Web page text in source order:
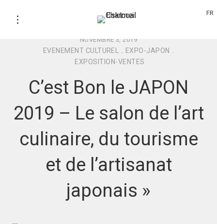
FR
NOVEMBRE 3, 2019
EVENEMENT CULTUREL EXPO-JAPON
EXPOSITION-VENTES
C’est Bon le JAPON
2019 – Le salon de l’art
culinaire, du tourisme
et de l’artisanat
japonais »